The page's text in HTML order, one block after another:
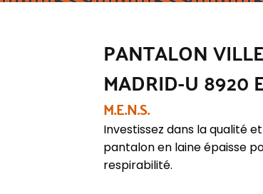
PANTALON
MADRID-U 8920
M.E.N.S.
Investissez dans la qualité
pantalon en laine épaisse
respirabilité.